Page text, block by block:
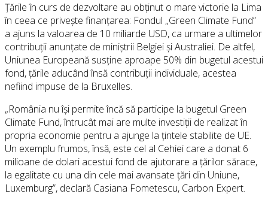
Țările în curs de dezvoltare au obținut o mare victorie la Lima
în ceea ce privește finanțarea: Fondul „Green Climate Fund”
a ajuns la valoarea de 10 miliarde USD, ca urmare a ultimelor
contribuții anunțate de miniștrii Belgiei și Australiei. De altfel,
Uniunea Europeană susține aproape 50% din bugetul acestui
fond, țările aducând însă contribuții individuale, acestea
nefiind impuse de la Bruxelles.
„România nu își permite încă să participe la bugetul Green
Climate Fund, întrucât mai are multe investiții de realizat în
propria economie pentru a ajunge la țintele stabilite de UE.
Un exemplu frumos, însă, este cel al Cehiei care a donat 6
milioane de dolari acestui fond de ajutorare a țărilor sărace,
la egalitate cu una din cele mai avansate țări din Uniune,
Luxemburg”, declară Casiana Fometescu, Carbon Expert.